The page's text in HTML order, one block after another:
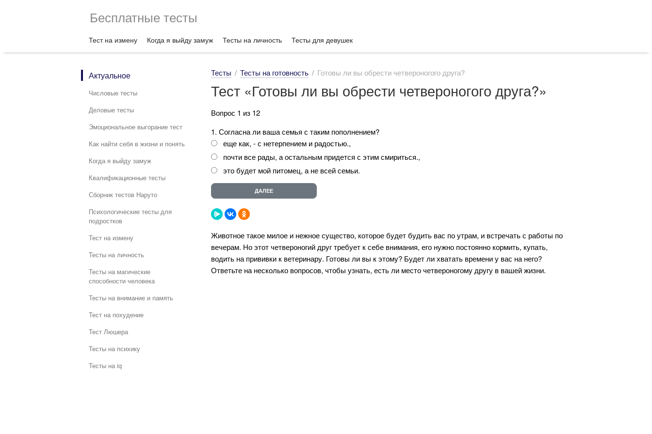
Бесплатные тесты
Тест на измену Когда я выйду замуж Тесты на личность Тесты для девушек
Актуальное
Числовые тесты
Деловые тесты
Эмоциональное выгорание тест
Как найти себя в жизни и понять
Когда я выйду замуж
Квалификационные тесты
Сборник тестов Наруто
Психологические тесты для
подростков
Тест на измену
Тесты на личность
Тесты на магические
способности человека
Тесты на внимание и память
Тест на похудение
Тест Люшера
Тесты на психику
Тесты на iq
Тесты Тесты на готовность Готовы ли вы обрести четвероногого друга?
Тест «Готовы ли вы обрести четвероногого друга?»
Вопрос 1 из 12
1. Согласна ли ваша семья с таким пополнением?
еще как, - с нетерпением и радостью.,
почти все рады, а остальным придется с этим смириться.,
это будет мой питомец, а не всей семьи.
Животное такое милое и нежное существо, которое будет будить вас по утрам, и встречать с работы по
вечерам. Но этот четвероногий друг требует к себе внимания, его нужно постоянно кормить, купать,
водить на прививки к ветеринару. Готовы ли вы к этому? Будет ли хватать времени у вас на него?
Ответьте на несколько вопросов, чтобы узнать, есть ли место четвероногому другу в вашей жизни.